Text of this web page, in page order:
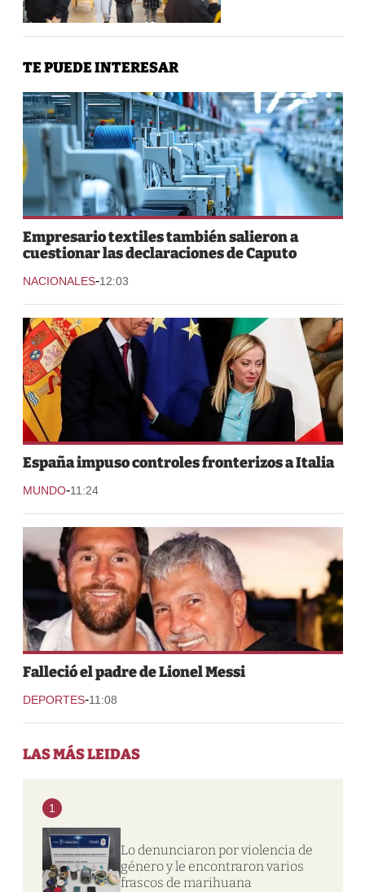
TE PUEDE INTERESAR
Empresario textiles también salieron a
cuestionar las declaraciones de Caputo
NACIONALES-12:03
España impuso controles fronterizos a Italia
MUNDO-11:24
Falleció el padre de Lionel Messi
DEPORTES-11:08
LAS MÁS LEIDAS
1
Lo denunciaron por violencia de
género y le encontraron varios
frascos de marihuana